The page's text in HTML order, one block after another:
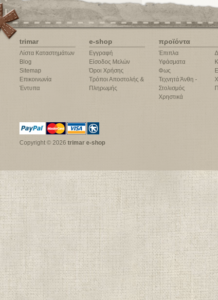
trimar
Λίστα Καταστημάτων
Blog
Sitemap
Επικοινωνία
Έντυπα
e-shop
Εγγραφή
Είσοδος Μελών
Όροι Χρήσης
Τρόποι Αποστολής &
Πληρωμής
προϊόντα
Έπιπλα
Υφάσματα
Φως
Τεχνητά Άνθη -
Στολισμός
Χρηστικά
Copyright © 2026 trimar e-shop